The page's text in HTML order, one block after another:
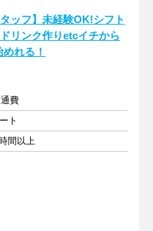
タッフ】未経験OK!シフト
リンク作りetcイチから
れる！
費
ト
間以上